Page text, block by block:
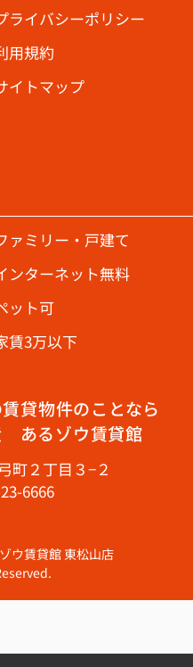
ライバシーポリシー
用規約
イトマップ
ァミリー・戸建て
ンターネット無料
ット可
賃3万以下
貸物件のことなら
あるゾウ賃貸館
町２丁目３−２
6666
ウ賃貸館 東松山店